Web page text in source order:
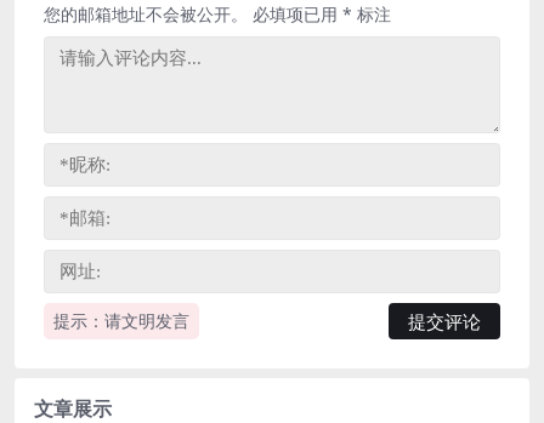
提示：请文明发言
您的邮箱地址不会被公开。 必填项已用 * 标注
文章展示